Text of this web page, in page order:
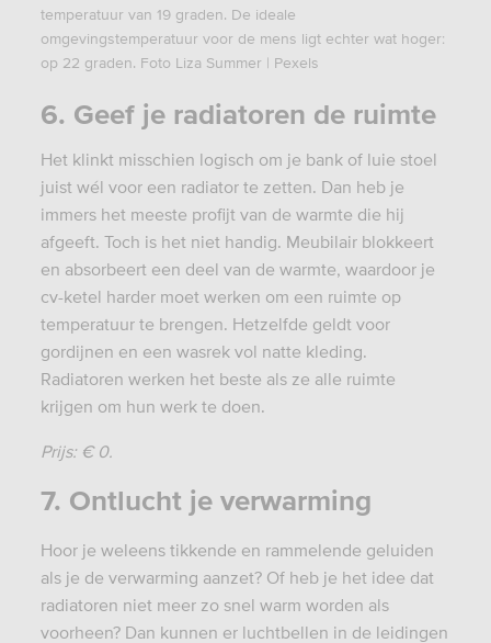
temperatuur van 19 graden. De ideale
omgevingstemperatuur voor de mens ligt echter wat hoger:
op 22 graden. Foto Liza Summer | Pexels
6. Geef je radiatoren de ruimte
Het klinkt misschien logisch om je bank of luie stoel
juist wél voor een radiator te zetten. Dan heb je
immers het meeste profijt van de warmte die hij
afgeeft. Toch is het niet handig. Meubilair blokkeert
en absorbeert een deel van de warmte, waardoor je
cv-ketel harder moet werken om een ruimte op
temperatuur te brengen. Hetzelfde geldt voor
gordijnen en een wasrek vol natte kleding.
Radiatoren werken het beste als ze alle ruimte
krijgen om hun werk te doen.
Prijs: € 0.
7. Ontlucht je verwarming
Hoor je weleens tikkende en rammelende geluiden
als je de verwarming aanzet? Of heb je het idee dat
radiatoren niet meer zo snel warm worden als
voorheen? Dan kunnen er luchtbellen in de leidingen